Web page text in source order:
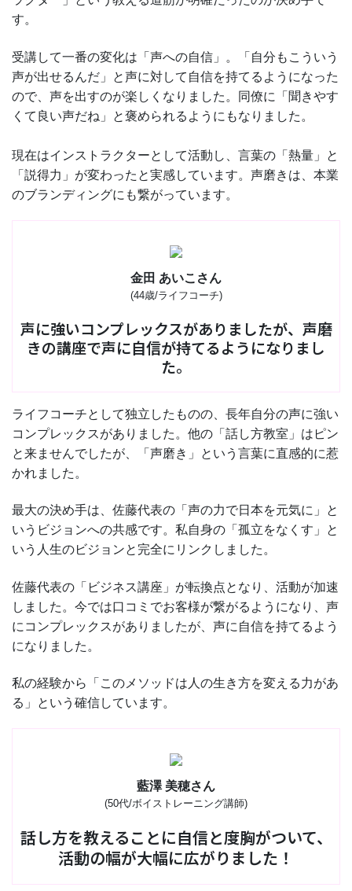
す。
受講して一番の変化は「声への自信」。「自分もこういう
声が出せるんだ」と声に対して自信を持てるようになった
ので、声を出すのが楽しくなりました。同僚に「聞きやす
くて良い声だね」と褒められるようにもなりました。
現在はインストラクターとして活動し、言葉の「熱量」と
「説得力」が変わったと実感しています。声磨きは、本業
のブランディングにも繋がっています。
金田 あいこさん
(44歳/ライフコーチ)
声に強いコンプレックスがありましたが、声磨
きの講座で声に自信が持てるようになりまし
た。
ライフコーチとして独立したものの、長年自分の声に強い
コンプレックスがありました。他の「話し方教室」はピン
と来ませんでしたが、「声磨き」という言葉に直感的に惹
かれました。
最大の決め手は、佐藤代表の「声の力で日本を元気に」と
いうビジョンへの共感です。私自身の「孤立をなくす」と
いう人生のビジョンと完全にリンクしました。
佐藤代表の「ビジネス講座」が転換点となり、活動が加速
しました。今では口コミでお客様が繋がるようになり、声
にコンプレックスがありましたが、声に自信を持てるよう
になりました。
私の経験から「このメソッドは人の生き方を変える力があ
る」という確信しています。
藍澤 美穂さん
(50代/ボイストレーニング講師)
話し方を教えることに自信と度胸がついて、
活動の幅が大幅に広がりました！